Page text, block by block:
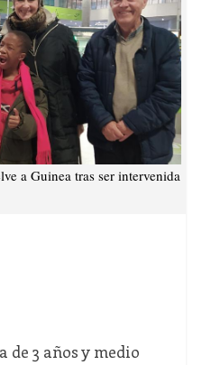
a Guinea tras ser intervenida
3 años y medio